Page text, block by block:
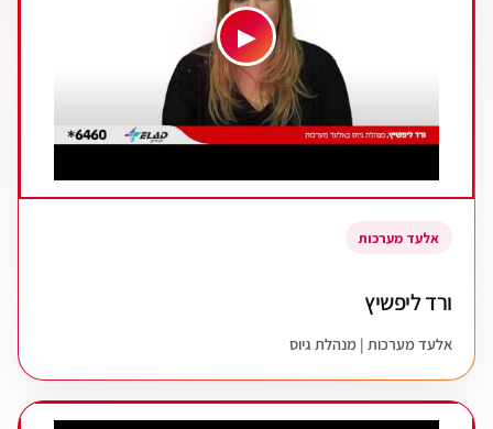
▶
אלעד מערכות
ורד ליפשיץ
אלעד מערכות | מנהלת גיוס